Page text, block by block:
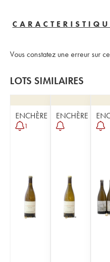
Vous constatez une erreur sur
LOTS SIMILAIRES
ENCHÈRE
1
ENCHÈRE